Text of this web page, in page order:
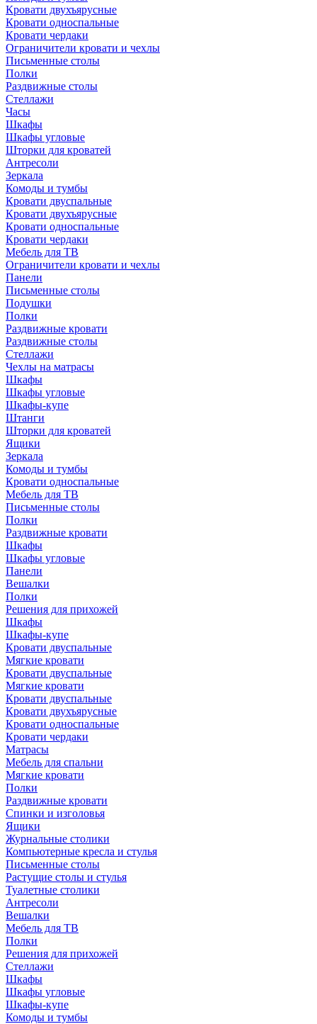
Кровати двухъярусные
Кровати односпальные
Кровати чердаки
Ограничители кровати и чехлы
Письменные столы
Полки
Раздвижные столы
Стеллажи
Часы
Шкафы
Шкафы угловые
Шторки для кроватей
Антресоли
Зеркала
Комоды и тумбы
Кровати двуспальные
Кровати двухъярусные
Кровати односпальные
Кровати чердаки
Мебель для ТВ
Ограничители кровати и чехлы
Панели
Письменные столы
Подушки
Полки
Раздвижные кровати
Раздвижные столы
Стеллажи
Чехлы на матрасы
Шкафы
Шкафы угловые
Шкафы-купе
Штанги
Шторки для кроватей
Ящики
Зеркала
Комоды и тумбы
Кровати односпальные
Мебель для ТВ
Письменные столы
Полки
Раздвижные кровати
Шкафы
Шкафы угловые
Панели
Вешалки
Полки
Решения для прихожей
Шкафы
Шкафы-купе
Кровати двуспальные
Мягкие кровати
Кровати двуспальные
Мягкие кровати
Кровати двуспальные
Кровати двухъярусные
Кровати односпальные
Кровати чердаки
Матрасы
Мебель для спальни
Мягкие кровати
Полки
Раздвижные кровати
Спинки и изголовья
Ящики
Журнальные столики
Компьютерные кресла и стулья
Письменные столы
Растущие столы и стулья
Туалетные столики
Антресоли
Вешалки
Мебель для ТВ
Полки
Решения для прихожей
Стеллажи
Шкафы
Шкафы угловые
Шкафы-купе
Комоды и тумбы